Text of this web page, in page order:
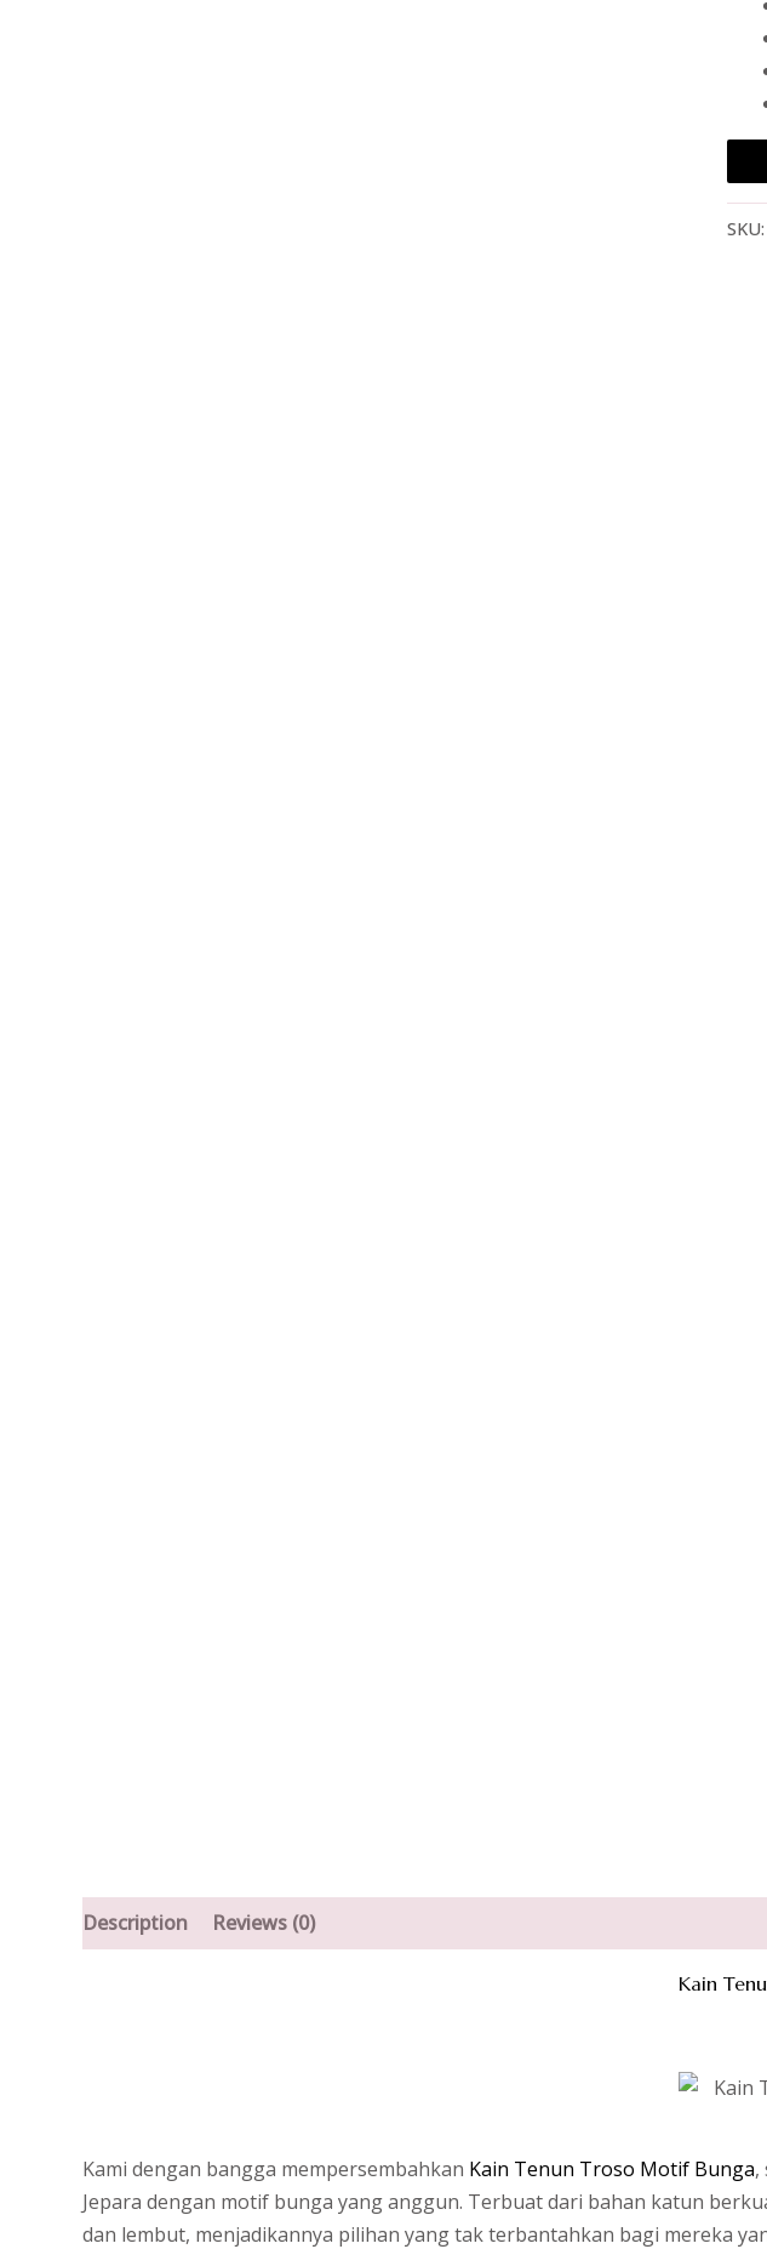
SKU:
Description Reviews (0)
Kain
Kami dengan bangga mempersembahkan Kain Tenun Troso Motif Bunga,
Jepara dengan motif bunga yang anggun. Terbuat dari bahan katun
dan lembut, menjadikannya pilihan yang tak terbantahkan bagi mereka